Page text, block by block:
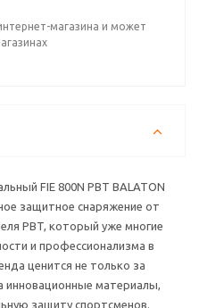
магазина и может
FIE 800N PBT BALATON
защитное снаряжение от
PBT, который уже многие
и профессионализма в
ценится не только за
инновационные материалы,
защиту спортсменов.